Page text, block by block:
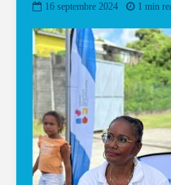
16 septembre 2024 1 min